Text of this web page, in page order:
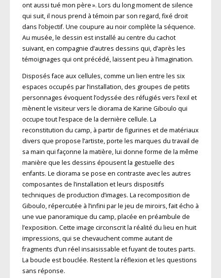
ont aussi tué mon père ». Lors du long moment de silence
qui suit, il nous prend à témoin par son regard, fixé droit
dans l’objectif. Une coupure au noir complète la séquence.
Au musée, le dessin est installé au centre du cachot
suivant, en compagnie d’autres dessins qui, d’après les
témoignages qui ont précédé, laissent peu à l’imagination.
Disposés face aux cellules, comme un lien entre les six
espaces occupés par l’installation, des groupes de petits
personnages évoquent l’odyssée des réfugiés vers l’exil et
mènent le visiteur vers le diorama de Karine Giboulo qui
occupe tout l’espace de la dernière cellule. La
reconstitution du camp, à partir de figurines et de matériaux
divers que propose l’artiste, porte les marques du travail de
sa main qui façonne la matière, lui donne forme de la même
manière que les dessins épousent la gestuelle des
enfants. Le diorama se pose en contraste avec les autres
composantes de l’installation et leurs dispositifs
techniques de production d’images. La recomposition de
Giboulo, répercutée à l’infini par le jeu de miroirs, fait écho à
une vue panoramique du camp, placée en préambule de
l’exposition. Cette image circonscrit la réalité du lieu en huit
impressions, qui se chevauchent comme autant de
fragments d’un réel insaisissable et fuyant de toutes parts.
La boucle est bouclée. Restent la réflexion et les questions
sans réponse.